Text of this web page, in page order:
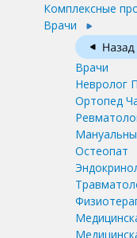
Комплексные
Врачи
Врачи
Невролог
Ортопед
Остеопат